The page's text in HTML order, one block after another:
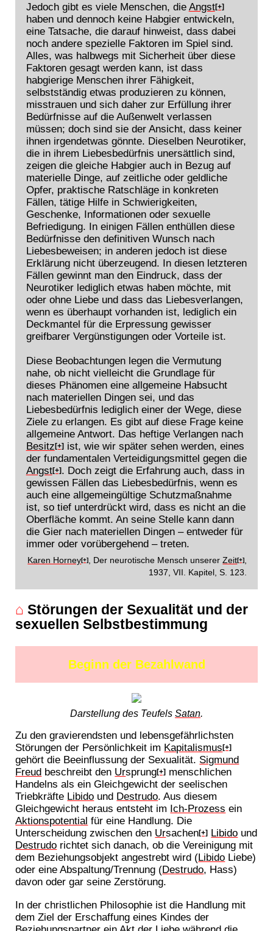
Jedoch gibt es viele Menschen, die Angst[+]
haben und dennoch keine Habgier entwickeln,
eine Tatsache, die darauf hinweist, dass dabei
noch andere spezielle Faktoren im Spiel sind.
Alles, was halbwegs mit Sicherheit über diese
Faktoren gesagt werden kann, ist dass
habgierige Menschen ihrer Fähigkeit,
selbstständig etwas produzieren zu können,
misstrauen und sich daher zur Erfüllung ihrer
Bedürfnisse auf die Außenwelt verlassen
müssen; doch sind sie der Ansicht, dass keiner
ihnen irgendetwas gönnte. Dieselben Neurotiker,
die in ihrem Liebesbedürfnis unersättlich sind,
zeigen die gleiche Habgier auch in Bezug auf
materielle Dinge, auf zeitliche oder geldliche
Opfer, praktische Ratschläge in konkreten
Fällen, tätige Hilfe in Schwierigkeiten,
Geschenke, Informationen oder sexuelle
Befriedigung. In einigen Fällen enthüllen diese
Bedürfnisse den definitiven Wunsch nach
Liebesbeweisen; in anderen jedoch ist diese
Erklärung nicht überzeugend. In diesen letzteren
Fällen gewinnt man den Eindruck, dass der
Neurotiker lediglich etwas haben möchte, mit
oder ohne Liebe und dass das Liebesverlangen,
wenn es überhaupt vorhanden ist, lediglich ein
Deckmantel für die Erpressung gewisser
greifbarer Vergünstigungen oder Vorteile ist.
Diese Beobachtungen legen die Vermutung
nahe, ob nicht vielleicht die Grundlage für
dieses Phänomen eine allgemeine Habsucht
nach materiellen Dingen sei, und das
Liebesbedürfnis lediglich einer der Wege, diese
Ziele zu erlangen. Es gibt auf diese Frage keine
allgemeine Antwort. Das heftige Verlangen nach
Besitz [+]ist, wie wir später sehen werden, eines
der fundamentalen Verteidigungsmittel gegen die
Angst[+]. Doch zeigt die Erfahrung auch, dass in
gewissen Fällen das Liebesbedürfnis, wenn es
auch eine allgemeingültige Schutzmaßnahme
ist, so tief unterdrückt wird, dass es nicht an die
Oberfläche kommt. An seine Stelle kann dann
die Gier nach materiellen Dingen – entweder für
immer oder vorübergehend – treten.
Karen Horney[+], Der neurotische Mensch unsererZeit[+],
1937, VII. Kapitel, S. 123.
⌂ Störungen der Sexualität und der
sexuellen Selbstbestimmung
Beginn der Bezahlwand
Darstellung des Teufels Satan.
Zu den gravierendsten und lebensgefährlichsten
Störungen der Persönlichkeit im Kapitalismus[+]
gehört die Beeinflussung der Sexualität. Sigmund
Freud beschreibt den Ursprung[+] menschlichen
Handelns als ein Gleichgewicht der seelischen
Triebkräfte Libido und Destrudo. Aus diesem
Gleichgewicht heraus entsteht im Ich-Prozess ein
Aktionspotential für eine Handlung. Die
Unterscheidung zwischen den Ursachen[+] Libido und
Destrudo richtet sich danach, ob die Vereinigung mit
dem Beziehungsobjekt angestrebt wird (Libido Liebe)
oder eine Abspaltung/Trennung (Destrudo, Hass)
davon oder gar seine Zerstörung.
In der christlichen Philosophie ist die Handlung mit
dem Ziel der Erschaffung eines Kindes der